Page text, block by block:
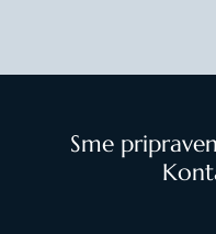
Sme